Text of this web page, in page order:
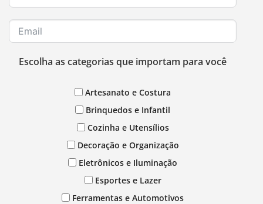
Escolha as categorias que importam para você
Artesanato e Costura
Brinquedos e Infantil
Cozinha e Utensílios
Decoração e Organização
Eletrônicos e Iluminação
Esportes e Lazer
Ferramentas e Automotivos